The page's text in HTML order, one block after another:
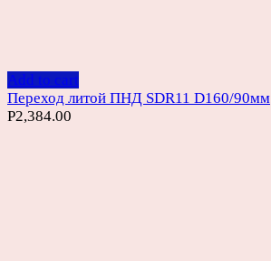
Add to cart
Переход литой ПНД SDR11 D160/90мм
Р2,384.00